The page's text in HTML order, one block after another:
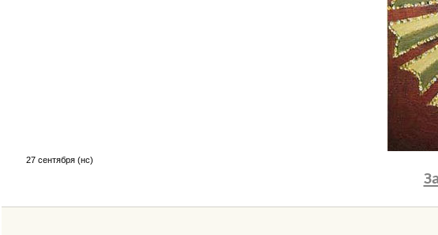
27 сентября (нс)